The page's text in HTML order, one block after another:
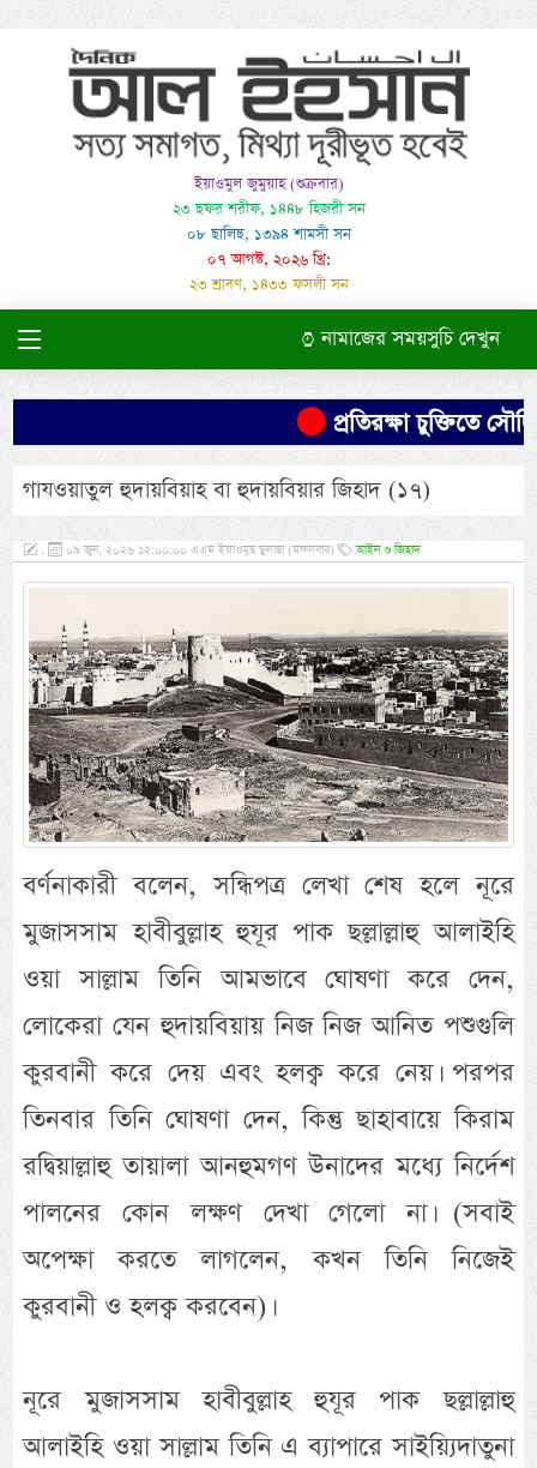
ইয়াওমুল জুমুয়াহ (শুক্রবার)
২৩ ছফর শরীফ, ১৪৪৮ হিজরী সন
০৮ ছালিছ, ১৩৯৪ শামসী সন
০৭ আগস্ট, ২০২৬ খ্রি:
২৩ শ্রাবণ, ১৪৩৩ ফসলী সন
নামাজের সময়সুচি দেখুন
প্রতিরক্ষা চুক্তিতে
গাযওয়াতুল হুদায়বিয়াহ বা হুদায়বিয়ার জিহাদ (১৭)
, ০৯ জুন, ২০২৬ ১২:০০:০০ এএম ইয়াওমুছ ছুলাছা (মঙ্গলবার) আইন ও জিহাদ
বর্ণনাকারী বলেন, সন্ধিপত্র লেখা শেষ হলে নূরে
মুজাসসাম হাবীবুল্লাহ হুযূর পাক ছল্লাল্লাহু আলাইহি
ওয়া সাল্লাম তিনি আমভাবে ঘোষণা করে দেন,
লোকেরা যেন হুদায়বিয়ায় নিজ নিজ আনিত পশুগুলি
কুরবানী করে দেয় এবং হলক্ব করে নেয়। পরপর
তিনবার তিনি ঘোষণা দেন, কিন্তু ছাহাবায়ে কিরাম
রদ্বিয়াল্লাহু তায়ালা আনহুমগণ উনাদের মধ্যে নির্দেশ
পালনের কোন লক্ষণ দেখা গেলো না। (সবাই
অপেক্ষা করতে লাগলেন, কখন তিনি নিজেই
কুরবানী ও হলক্ব করবেন)।
নূরে মুজাসসাম হাবীবুল্লাহ হুযূর পাক ছল্লাল্লাহু
আলাইহি ওয়া সাল্লাম তিনি এ ব্যাপারে সাইয়্যিদাতুনা